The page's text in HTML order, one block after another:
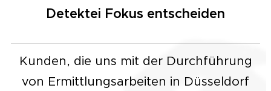
Detektei Fokus entscheiden
Kunden, die uns mit der Durchführung
von Ermittlungsarbeiten in Düsseldorf